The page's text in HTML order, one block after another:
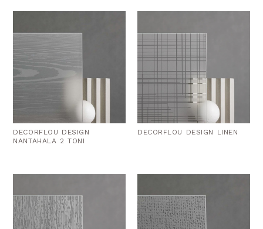
DECORFLOU DESIGN
NANTAHALA 2 TONI
DECORFLOU DESIGN LINEN